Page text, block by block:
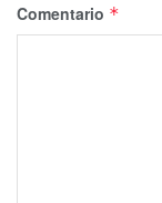
Comentario *